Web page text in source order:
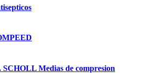
SCHOLL Medias de compresion